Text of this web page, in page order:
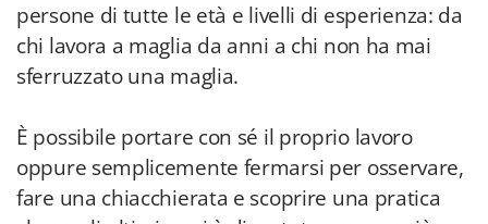
persone di tutte le età e livelli di esperienza: da
chi lavora a maglia da anni a chi non ha mai
sferruzzato una maglia.
È possibile portare con sé il proprio lavoro
oppure semplicemente fermarsi per osservare,
fare una chiacchierata e scoprire una pratica